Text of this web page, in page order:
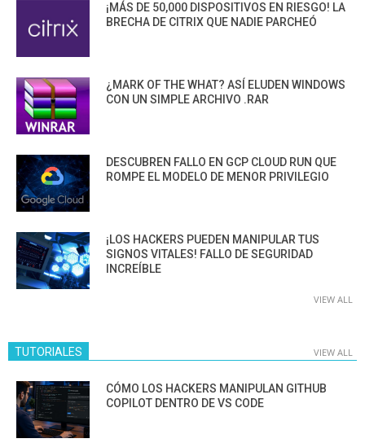
¡MÁS DE 50,000 DISPOSITIVOS EN RIESGO! LA
BRECHA DE CITRIX QUE NADIE PARCHEÓ
¿MARK OF THE WHAT? ASÍ ELUDEN WINDOWS
CON UN SIMPLE ARCHIVO .RAR
DESCUBREN FALLO EN GCP CLOUD RUN QUE
ROMPE EL MODELO DE MENOR PRIVILEGIO
¡LOS HACKERS PUEDEN MANIPULAR TUS
SIGNOS VITALES! FALLO DE SEGURIDAD
INCREÍBLE
VIEW ALL
TUTORIALES VIEW ALL
CÓMO LOS HACKERS MANIPULAN GITHUB
COPILOT DENTRO DE VS CODE